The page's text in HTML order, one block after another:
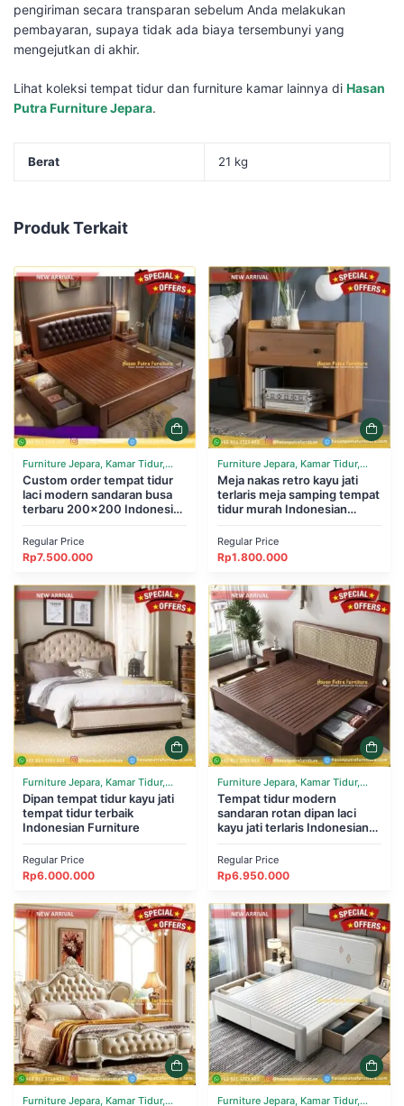
pengiriman secara transparan sebelum Anda melakukan
pembayaran, supaya tidak ada biaya tersembunyi yang
mengejutkan di akhir.
Lihat koleksi tempat tidur dan furniture kamar lainnya di Hasan
Putra Furniture Jepara.
Berat 21 kg
Produk Terkait
Furniture Jepara, Kamar Tidur,
Tempat Tidur
Custom order tempat tidur
laci modern sandaran busa
terbaru 200×200 Indonesian
Regular Price
Rp7.500.000
Furniture Jepara, Kamar Tidur,
Tempat Tidur
Meja nakas retro kayu jati
terlaris meja samping tempat
tidur murah Indonesian
Regular Price
Rp1.800.000
Furniture Jepara, Kamar Tidur,
Tempat Tidur
Dipan tempat tidur kayu jati
tempat tidur terbaik
Indonesian Furniture
Regular Price
Rp6.000.000
Furniture Jepara, Kamar Tidur,
Tempat Tidur
Tempat tidur modern
sandaran rotan dipan laci
kayu jati terlaris Indonesian
Regular Price
Rp6.950.000
Furniture Jepara, Kamar Tidur,
Furniture Jepara, Kamar Tidur,